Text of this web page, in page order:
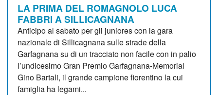
LA PRIMA DEL ROMAGNOLO LUCA
FABBRI A SILLICAGNANA
Anticipo al sabato per gli juniores con la gara
nazionale di Sillicagnana sulle strade della
Garfagnana su di un tracciato non facile con in palio
l’undicesimo Gran Premio Garfagnana-Memorial
Gino Bartali, il grande campione fiorentino la cui
famiglia ha legami...